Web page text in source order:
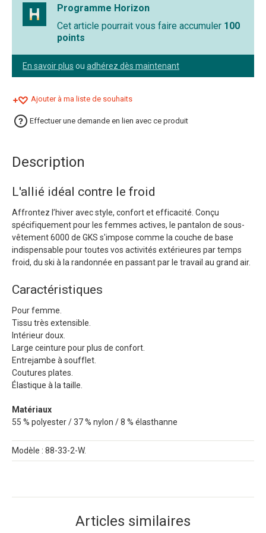
Programme Horizon
Cet article pourrait vous faire accumuler 100
points
En savoir plus ou adhérez dès maintenant
Ajouter à ma liste de souhaits
Effectuer une demande en lien avec ce produit
Description
L'allié idéal contre le froid
Affrontez l’hiver avec style, confort et efficacité. Conçu
spécifiquement pour les femmes actives, le pantalon de sous-
vêtement 6000 de GKS s'impose comme la couche de base
indispensable pour toutes vos activités extérieures par temps
froid, du ski à la randonnée en passant par le travail au grand air.
Caractéristiques
Pour femme.
Tissu très extensible.
Intérieur doux.
Large ceinture pour plus de confort.
Entrejambe à soufflet.
Coutures plates.
Élastique à la taille.
Matériaux
55 % polyester / 37 % nylon / 8 % élasthanne
Modèle : 88-33-2-W.
Articles similaires